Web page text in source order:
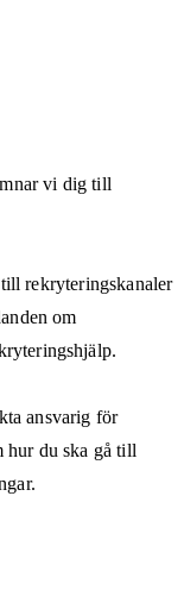
vi dig till
rekryteringskanaler
om
ansvarig för
hur du ska gå till